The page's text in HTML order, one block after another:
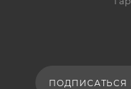
ПОДПИСАТЬСЯ